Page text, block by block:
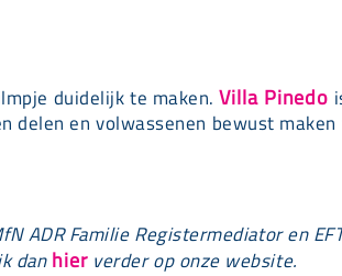
duidelijk te maken.Villa Pinedo
delen en volwassenen bewust
ADR Familie Registermediator en
danhierverder op onze website.